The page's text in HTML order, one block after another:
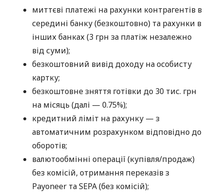
миттєві платежі на рахунки контрагентів в
середині банку (безкоштовно) та рахунки в
інших банках (3 грн за платіж незалежно
від суми);
безкоштовний вивід доходу на особисту
картку;
безкоштовне зняття готівки до 30 тис. грн
на місяць (далі — 0.75%);
кредитний ліміт на рахунку — з
автоматичним розрахунком відповідно до
оборотів;
валютообмінні операції (купівля/продаж)
без комісій, отримання переказів з
Payoneer та SEPA (без комісій);